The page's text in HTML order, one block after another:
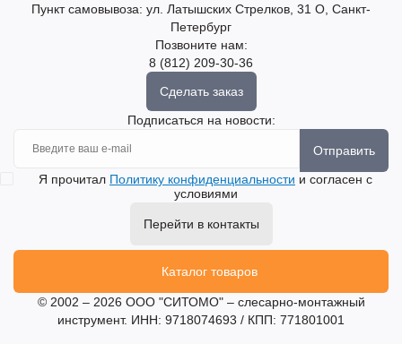
Пункт самовывоза: ул. Латышских Стрелков, 31 О, Санкт-
Петербург
Позвоните нам:
8 (812) 209-30-36
Сделать заказ
Подписаться на новости:
Отправить
Я прочитал Политику конфиденциальности и согласен с
условиями
Перейти в контакты
Каталог товаров
© 2002 – 2026 ООО "СИТОМО" – слесарно-монтажный
инструмент. ИНН: 9718074693 / КПП: 771801001